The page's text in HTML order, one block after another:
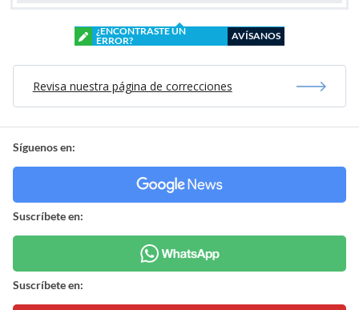
¿ENCONTRASTE UN
ERROR?
AVÍSANOS
Revisa nuestra página de correcciones
Síguenos en:
Suscríbete en:
Suscríbete en: